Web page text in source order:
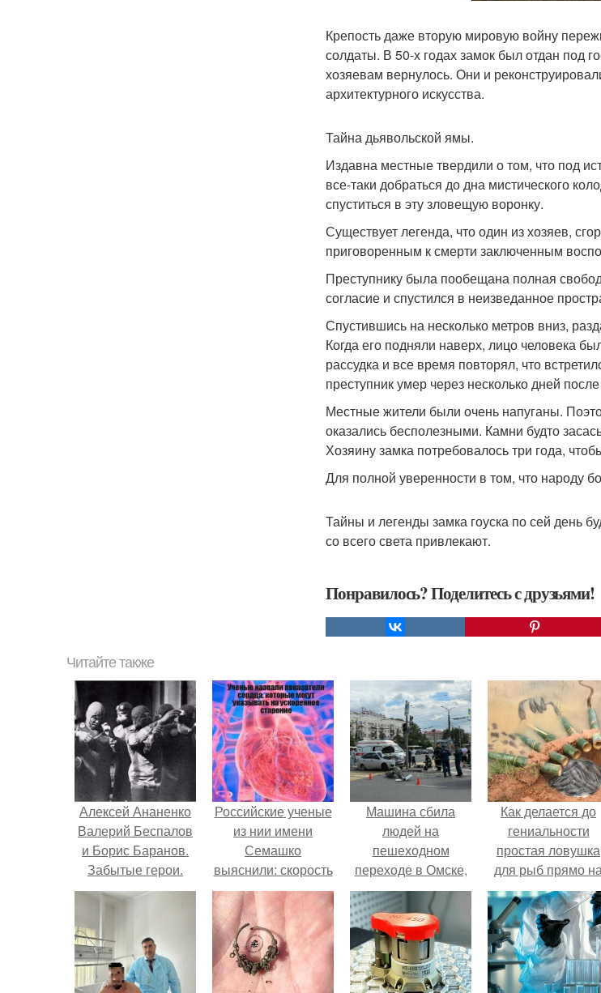
Крепость даже вторую мировую войну
солдаты. В 50-х годах замок был отдан под
хозяевам вернулось. Они и
архитектурного искусства.
Тайна дьявольской ямы.
Издавна местные твердили о том, что под
все-таки добраться до дна мистического
спуститься в эту зловещую воронку.
Существует легенда, что один из хозяев,
приговоренным к смерти заключенным
Преступнику была пообещана полная
согласие и спустился в неизведанное
Спустившись на несколько метров вниз,
Когда его подняли наверх, лицо человека
рассудка и все время повторял, что
преступник умер через несколько дней
Местные жители были очень напуганы.
оказались бесполезными. Камни будто
Хозяину замка потребовалось три года,
Для полной уверенности в том, что народу
Тайны и легенды замка гоуска по сей день
со всего света привлекают.
Понравилось? Поделитесь с друзьями!
Читайте также
Алексей Ананенко
Валерий Беспалов
и Борис Баранов.
Забытые герои.
Чернобыльские
дайверы.
Российские ученые
из нии имени
Семашко
выяснили: скорость
старения напрямую
зависит от
состояния сосудов
и работы сердца.
Машина сбила
людей на
пешеходном
переходе в Омске,
пострадали 8
человек.
Как делается до
гениальности
простая ловушка
для рыб прямо
берегу водоема.